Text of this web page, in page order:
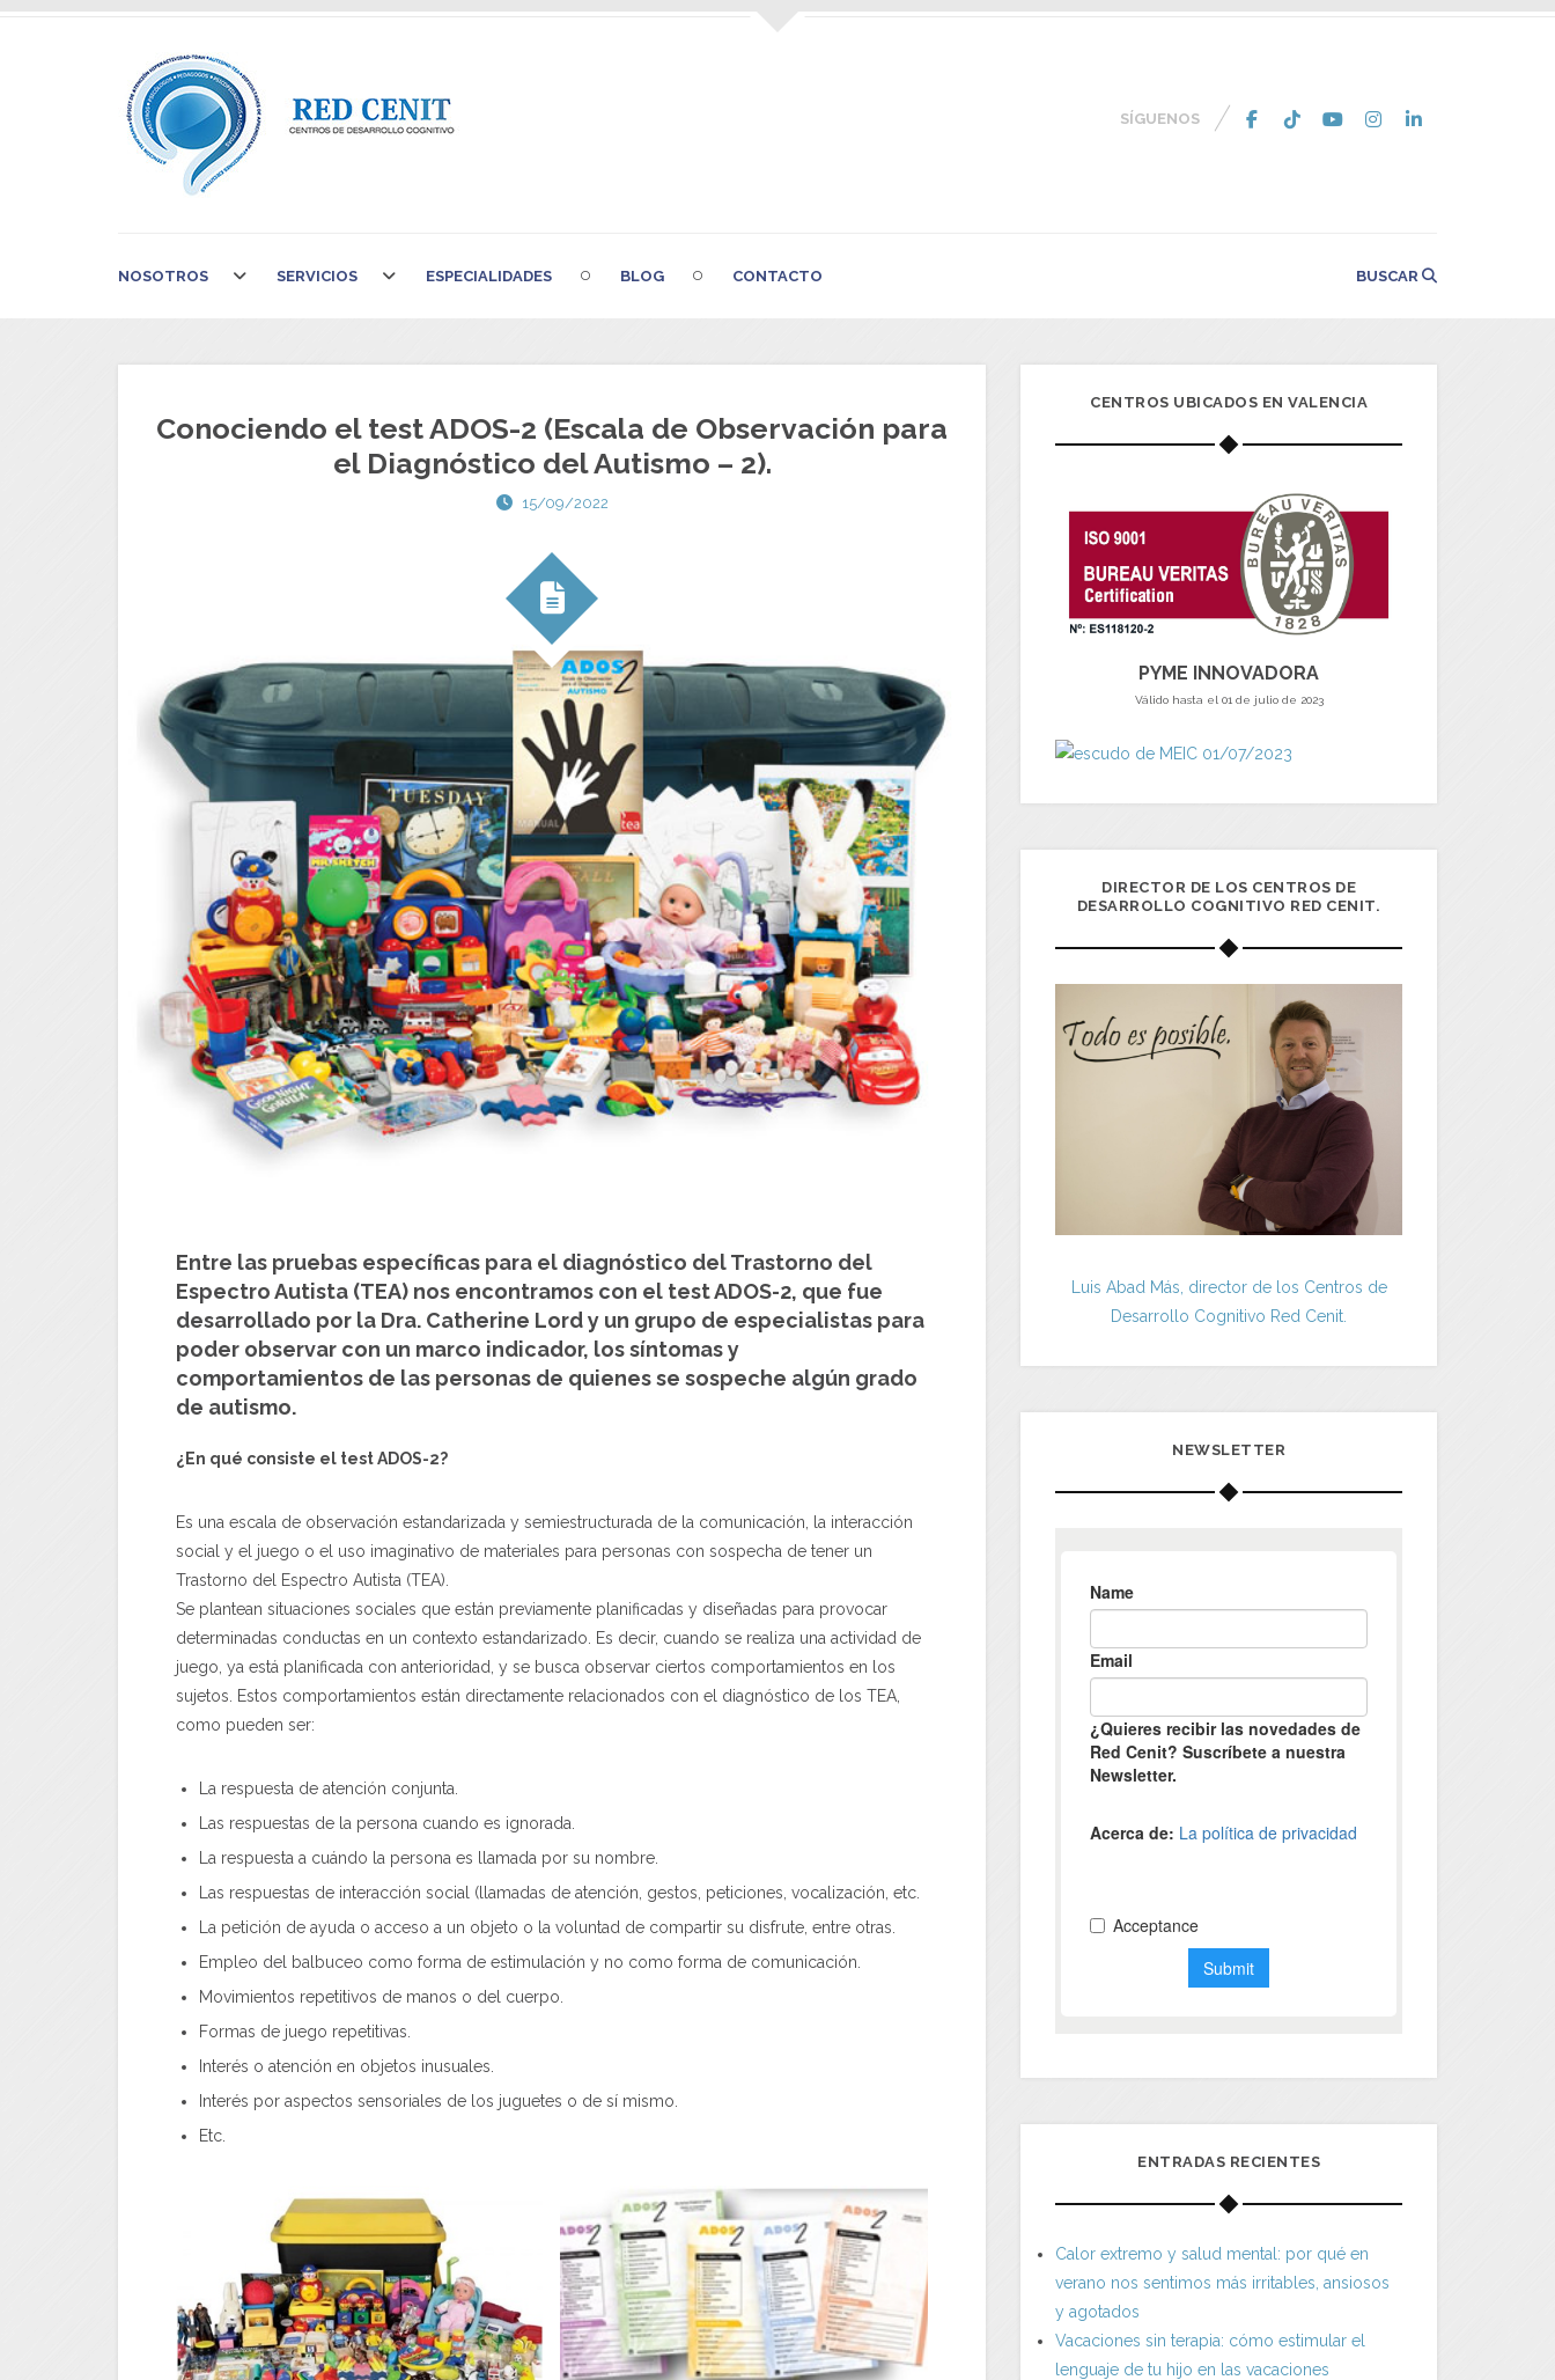
SÍGUENOS
NOSOTROS SERVICIOS ESPECIALIDADES BLOG CONTACTO BUSCAR
Conociendo el test ADOS-2 (Escala de Observación para
el Diagnóstico del Autismo – 2).
15/09/2022
Entre las pruebas específicas para el diagnóstico del Trastorno del
Espectro Autista (TEA) nos encontramos con el test ADOS-2, que fue
desarrollado por la Dra. Catherine Lord y un grupo de especialistas para
poder observar con un marco indicador, los síntomas y
comportamientos de las personas de quienes se sospeche algún grado
de autismo.
¿En qué consiste el testADOS-2?
Es una escala de observación estandarizada y semiestructurada de la comunicación, la interacción
social y el juego o el uso imaginativo de materiales para personas con sospecha de tener un
Trastorno del Espectro Autista (TEA).
Se plantean situaciones sociales que están previamente planificadas y diseñadas para provocar
determinadas conductas en un contexto estandarizado. Es decir, cuando se realiza una actividad de
juego, ya está planificada con anterioridad, y se busca observar ciertos comportamientos en los
sujetos. Estos comportamientos están directamente relacionados con el diagnóstico de los TEA,
como pueden ser:
La respuesta de atención conjunta.
Las respuestas de la persona cuando es ignorada.
La respuesta a cuándo la persona es llamada por su nombre.
Las respuestas de interacción social (llamadas de atención, gestos, peticiones, vocalización, etc.
La petición de ayuda o acceso a un objeto o la voluntad de compartir su disfrute, entre otras.
Empleo del balbuceo como forma de estimulación y no como forma de comunicación.
Movimientos repetitivos de manos o del cuerpo.
Formas de juego repetitivas.
Interés o atención en objetos inusuales.
Interés por aspectos sensoriales de los juguetes o de sí mismo.
Etc.
CENTROS UBICADOS EN VALENCIA
PYME INNOVADORA
Válido hasta el 01 de julio de 2023
DIRECTOR DE LOS CENTROS DE
DESARROLLO COGNITIVO RED CENIT.
Luis Abad Más, director de los Centros de
Desarrollo Cognitivo Red Cenit.
NEWSLETTER
ENTRADAS RECIENTES
Calor extremo y salud mental: por qué en
verano nos sentimos más irritables, ansiosos
y agotados
Vacaciones sin terapia: cómo estimular el
lenguaje de tu hijo en las vacaciones